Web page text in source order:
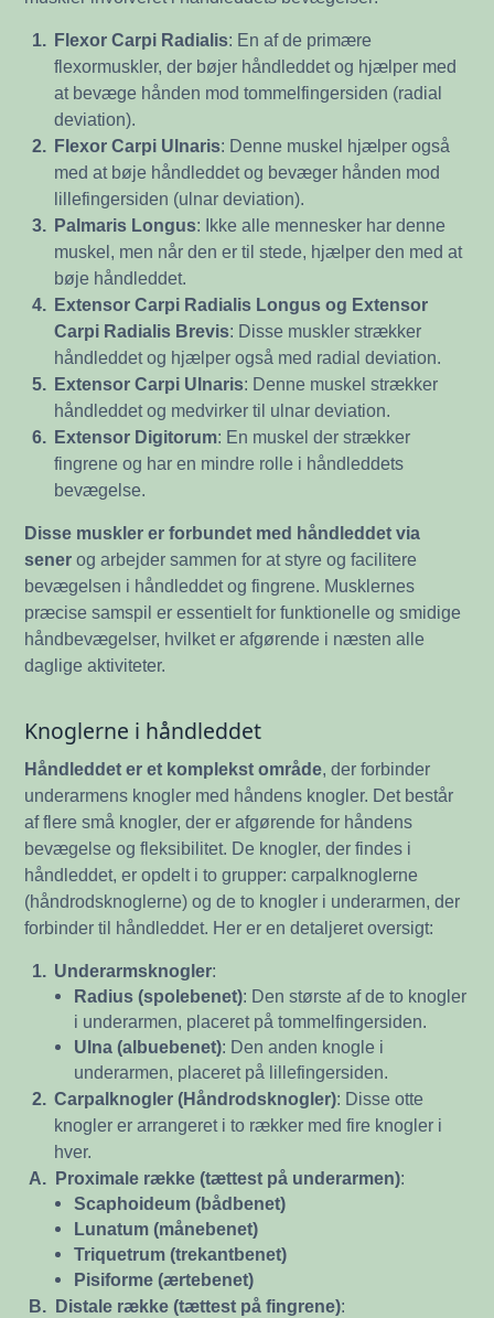
1. Flexor Carpi Radialis: En af de primære
flexormuskler, der bøjer håndleddet og hjælper med
at bevæge hånden mod tommelfingersiden (radial
deviation).
2. Flexor Carpi Ulnaris: Denne muskel hjælper også
med at bøje håndleddet og bevæger hånden mod
lillefingersiden (ulnar deviation).
3. Palmaris Longus: Ikke alle mennesker har denne
muskel, men når den er til stede, hjælper den med at
bøje håndleddet.
4. Extensor Carpi Radialis Longus og Extensor
Carpi Radialis Brevis: Disse muskler strækker
håndleddet og hjælper også med radial deviation.
5. Extensor Carpi Ulnaris: Denne muskel strækker
håndleddet og medvirker til ulnar deviation.
6. Extensor Digitorum: En muskel der strækker
fingrene og har en mindre rolle i håndleddets
bevægelse.
Disse muskler er forbundet med håndleddet via
sener og arbejder sammen for at styre og facilitere
bevægelsen i håndleddet og fingrene. Musklernes
præcise samspil er essentielt for funktionelle og smidige
håndbevægelser, hvilket er afgørende i næsten alle
daglige aktiviteter.
Knoglerne i håndleddet
Håndleddet er et komplekst område, der forbinder
underarmens knogler med håndens knogler. Det består
af flere små knogler, der er afgørende for håndens
bevægelse og fleksibilitet. De knogler, der findes i
håndleddet, er opdelt i to grupper: carpalknoglerne
(håndrodsknoglerne) og de to knogler i underarmen, der
forbinder til håndleddet. Her er en detaljeret oversigt:
1. Underarmsknogler:
Radius (spolebenet): Den største af de to knogler
i underarmen, placeret på tommelfingersiden.
Ulna (albuebenet): Den anden knogle i
underarmen, placeret på lillefingersiden.
2. Carpalknogler (Håndrodsknogler): Disse otte
knogler er arrangeret i to rækker med fire knogler i
hver.
A. Proximale række (tættest på underarmen):
Scaphoideum (bådbenet)
Lunatum (månebenet)
Triquetrum (trekantbenet)
Pisiforme (ærtebenet)
B. Distale række (tættest på fingrene):